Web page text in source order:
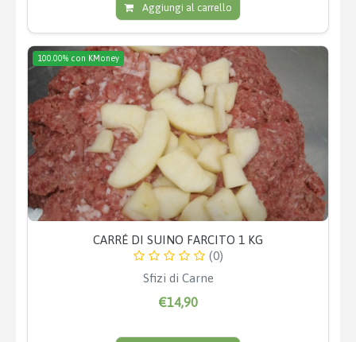
Aggiungi al carrello
100.00% con KMoney
CARRÉ DI SUINO FARCITO 1 KG
(0)
Sfizi di Carne
€14,90